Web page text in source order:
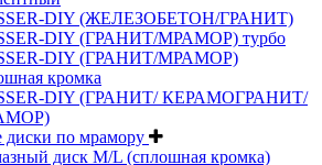
DIY (ЖЕЛЕЗОБЕТОН/ГРАНИТ)
DIY (ГРАНИТ/МРАМОР) турбо
DIY (ГРАНИТ/МРАМОР)
кромка
DIY (ГРАНИТ/ КЕРАМОГРАНИТ/
диски по мрамору
диск M/L (сплошная кромка)